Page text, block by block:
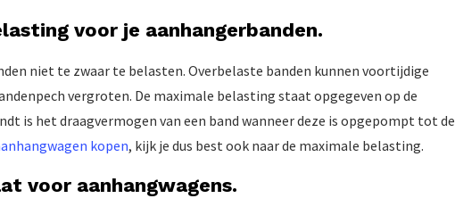
voor je aanhangerbanden.
niet te zwaar te belasten. Overbelaste banden kunnen voortijdige
vergroten. De maximale belasting staat opgegeven op de
is het draagvermogen van een band wanneer deze is opgepompt tot de
kopen, kijk je dus best ook naar de maximale belasting.
voor aanhangwagens.